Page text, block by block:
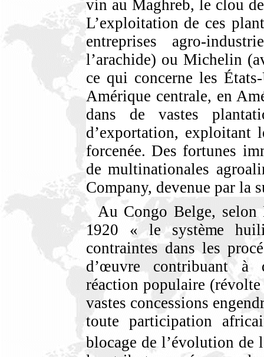
vin au Maghreb, le clou
L’exploitation de ces
entreprises agro-
l’arachide) ou Michelin
ce qui concerne les
Amérique centrale, en
dans de vastes
d’exportation, exploitant
forcenée. Des fortunes
de multinationales
Company, devenue par la
Au Congo Belge,
1920 « le système
contraintes dans les
d’œuvre contribuant à
réaction populaire
vastes concessions
toute participation
blocage de l’évolution de